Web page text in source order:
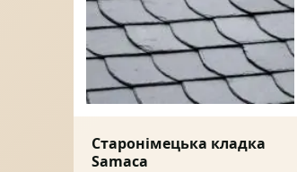
Старонімецька кладка
Samaca